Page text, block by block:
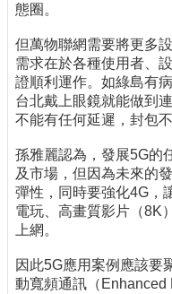
態圈。
但萬物聯網需要將更多
需求在於各種使用者、
證順利運作。如綠島有
台北戴上眼鏡就能做到
不能有任何延遲，封包
孫雅麗認為，發展5G的
及市場，但因為未來的
彈性，同時要強化4G，
電玩、高畫質影片（8K
上網。
因此5G應用案例應該要
動寬頻通訊（